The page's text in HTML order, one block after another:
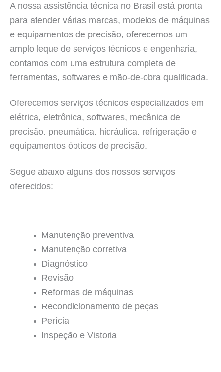
A nossa assistência técnica no Brasil está pronta
para atender várias marcas, modelos de máquinas
e equipamentos de precisão, oferecemos um
amplo leque de serviços técnicos e engenharia,
contamos com uma estrutura completa de
ferramentas, softwares e mão-de-obra qualificada.
Oferecemos serviços técnicos especializados em
elétrica, eletrônica, softwares, mecânica de
precisão, pneumática, hidráulica, refrigeração e
equipamentos ópticos de precisão.
Segue abaixo alguns dos nossos serviços
oferecidos:
Manutenção preventiva
Manutenção corretiva
Diagnóstico
Revisão
Reformas de máquinas
Recondicionamento de peças
Perícia
Inspeção e Vistoria